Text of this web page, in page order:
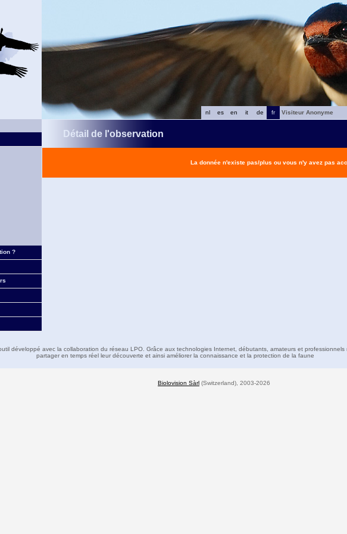
fr
de
it
en
es
nl
Visiteur Anonyme
?
Détail de l'observation
La donnée n'existe pas/plus ou vous n'y avez pas
développé avec la collaboration du réseau LPO. Grâce aux technologies Internet, débutants, amateurs et professionnels
partager en temps réel leur découverte et ainsi améliorer la connaissance et la protection de la faune
Biolovision Sàrl (Switzerland), 2003-2026